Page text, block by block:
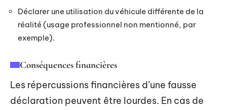
Déclarer une utilisation du véhicule différente de la
réalité (usage professionnel non mentionné, par
exemple).
Conséquences financières
Les répercussions financières d’une fausse
déclaration peuvent être lourdes. En cas de